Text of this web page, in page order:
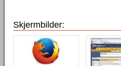
Skjermbilder: